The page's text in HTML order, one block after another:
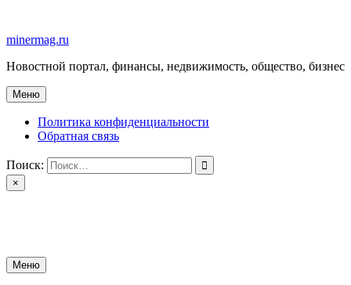
содержимому
minermag.ru
Новостной портал, финансы, недвижимость, общество, бизнес
Меню
Политика конфиденциальности
Обратная связь
Поиск:
×
Меню